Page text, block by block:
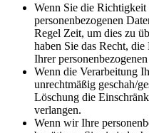
Wenn Sie die Richtigkeit
personenbezogenen
Regel Zeit, um dies zu
haben Sie das Recht,
Ihrer
Wenn die Verarbeitung
unrechtmäßig geschah/
Löschung die
verlangen.
Wenn wir Ihre